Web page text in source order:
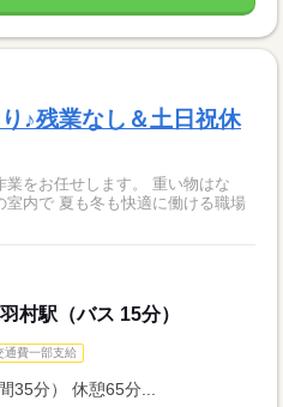
♪残業なし＆土日祝休
をお任せします。 重い物はな
室内で 夏も冬も快適に働ける職場
村駅（バス 15分）
通費一部支給
35分） 休憩65分...